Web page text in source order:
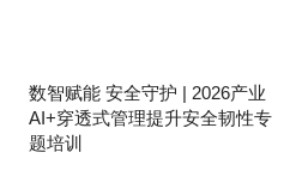
数智赋能 安全守护 | 2026产业
AI+穿透式管理提升安全韧性专
题培训